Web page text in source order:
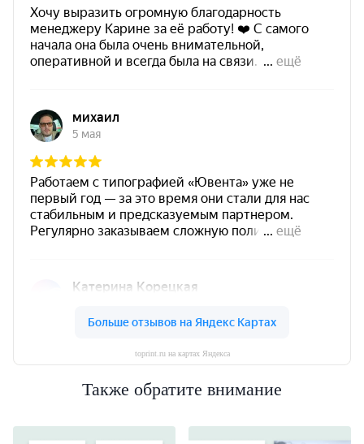
toprint.ru на картах Яндекса
Также обратите внимание